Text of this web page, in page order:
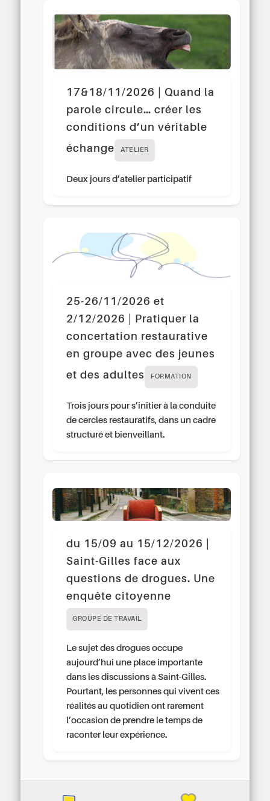
17&18/11/2026 | Quand la
parole circule… créer les
conditions d’un véritable
échange
ATELIER
Deux jours d’atelier participatif
25-26/11/2026 et
2/12/2026 | Pratiquer la
concertation restaurative
en groupe avec des jeunes
et des adultes
FORMATION
Trois jours pour s’initier à la conduite
de cercles restauratifs, dans un cadre
structuré et bienveillant.
du 15/09 au 15/12/2026 |
Saint-Gilles face aux
questions de drogues. Une
enquête citoyenne
GROUPE DE TRAVAIL
Le sujet des drogues occupe
aujourd’hui une place importante
dans les discussions à Saint-Gilles.
Pourtant, les personnes qui vivent ces
réalités au quotidien ont rarement
l’occasion de prendre le temps de
raconter leur expérience.